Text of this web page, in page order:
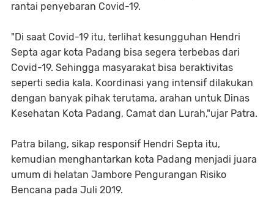
rantai penyebaran Covid-19.
"Di saat Covid-19 itu, terlihat kesungguhan Hendri
Septa agar kota Padang bisa segera terbebas dari
Covid-19. Sehingga masyarakat bisa beraktivitas
seperti sedia kala. Koordinasi yang intensif dilakukan
dengan banyak pihak terutama, arahan untuk Dinas
Kesehatan Kota Padang, Camat dan Lurah,"ujar Patra.
Patra bilang, sikap responsif Hendri Septa itu,
kemudian menghantarkan kota Padang menjadi juara
umum di helatan Jambore Pengurangan Risiko
Bencana pada Juli 2019.